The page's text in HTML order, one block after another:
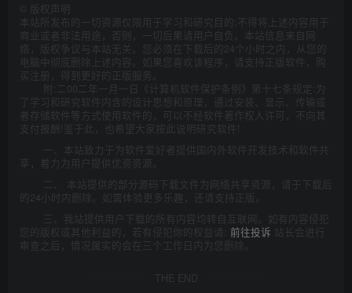
版权声明
本站所发布的一切资源仅限用于学习和研究目的;不得将上述内容用于
商业或者非法用途，否则，一切后果请用户自负。本站信息来自网
络，版权争议与本站无关。您必须在下载后的24个小时之内，从您的
电脑中彻底删除上述内容。如果您喜欢该程序，请支持正版软件，购
买注册，得到更好的正版服务。
附:二00二年一月一日《计算机软件保护条例》第十七条规定:为
了学习和研究软件内含的设计思想和原理，通过安装、显示、传输或
者存储软件等方式使用软件的，可以不经软件著作权人许可，不向其
支付报酬!鉴于此，也希望大家按此说明研究软件!
一、本站致力于为软件爱好者提供国内外软件开发技术和软件共
享，着力为用户提供优资资源。
二、 本站提供的部分源码下载文件为网络共享资源，请于下载后
的24小时内删除。如需体验更多乐趣，还请支持正版。
三、我站提供用户下载的所有内容均转自互联网。如有内容侵犯
您的版权或其他利益的，若有侵犯你的权益请: 前往投诉 站长会进行
审查之后，情况属实的会在三个工作日内为您删除。
THE END